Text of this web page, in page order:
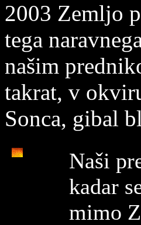
2003 Zemljo
tega
našim
takrat, v
Sonca, gibal
Naši
kadar
mimo